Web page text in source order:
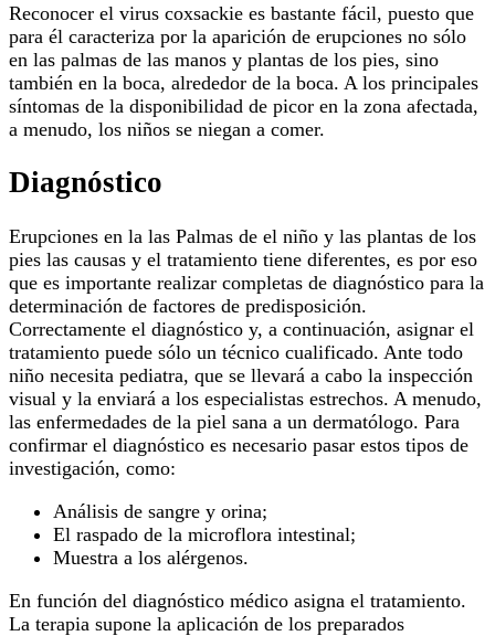
Reconocer el virus coxsackie es bastante fácil, puesto que
para él caracteriza por la aparición de erupciones no sólo
en las palmas de las manos y plantas de los pies, sino
también en la boca, alrededor de la boca. A los principales
síntomas de la disponibilidad de picor en la zona afectada,
a menudo, los niños se niegan a comer.
Diagnóstico
Erupciones en la las Palmas de el niño y las plantas de los
pies las causas y el tratamiento tiene diferentes, es por eso
que es importante realizar completas de diagnóstico para la
determinación de factores de predisposición.
Correctamente el diagnóstico y, a continuación, asignar el
tratamiento puede sólo un técnico cualificado. Ante todo
niño necesita pediatra, que se llevará a cabo la inspección
visual y la enviará a los especialistas estrechos. A menudo,
las enfermedades de la piel sana a un dermatólogo. Para
confirmar el diagnóstico es necesario pasar estos tipos de
investigación, como:
Análisis de sangre y orina;
El raspado de la microflora intestinal;
Muestra a los alérgenos.
En función del diagnóstico médico asigna el tratamiento.
La terapia supone la aplicación de los preparados